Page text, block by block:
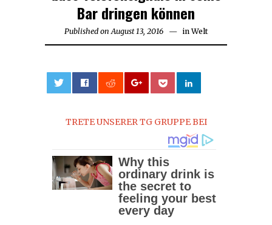
Bar dringen können
Published on August 13, 2016 in Welt
TRETE UNSERER TG GRUPPE BEI